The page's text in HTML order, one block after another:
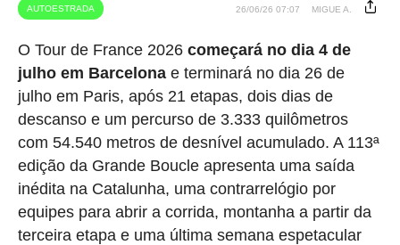
AUTOESTRADA 26/06/26 07:07 MIGUE A.
O Tour de France 2026 começará no dia 4 de
julho em Barcelonae terminará no dia 26 de
julho em Paris, após 21 etapas, dois dias de
descanso e um percurso de 3.333 quilômetros
com 54.540 metros de desnível acumulado. A 113ª
edição da Grande Boucle apresenta uma saída
inédita na Catalunha, uma contrarrelógio por
equipes para abrir a corrida, montanha a partir da
terceira etapa e uma última semana espetacular